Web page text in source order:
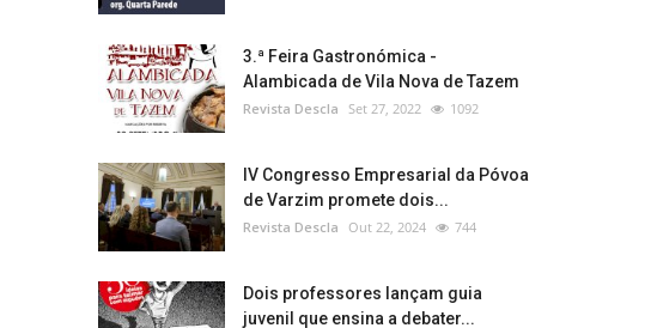
3.ª Feira Gastronómica -
Alambicada de Vila Nova de Tazem
Revista Descla Set 27, 2022 1092
IV Congresso Empresarial da Póvoa
de Varzim promete dois...
Revista Descla Out 22, 2024 744
Dois professores lançam guia
juvenil que ensina a debater...